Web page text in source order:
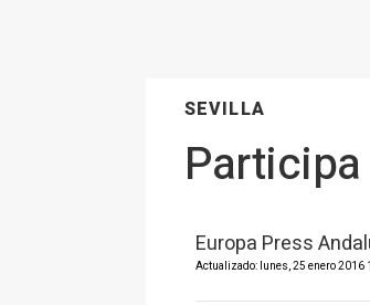
SEVILLA
Europa Press
Actualizado: lunes, 25 enero 2016